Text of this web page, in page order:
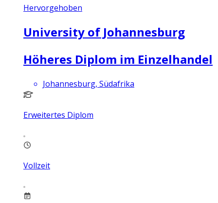
Hervorgehoben
University of Johannesburg
Höheres Diplom im Einzelhandel
Johannesburg, Südafrika
Erweitertes Diplom
Vollzeit